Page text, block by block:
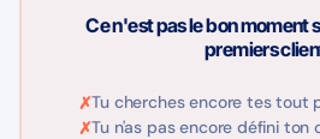
Ce n'est pas le bon moment
premiers
Tu cherches encore tes tout
Tu n'as pas encore défini